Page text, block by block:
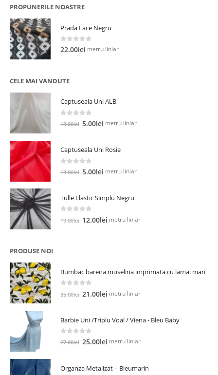
PROPUNERILE NOASTRE
Prada Lace Negru
0out of 5
22.00lei metru liniar
CELE MAI VANDUTE
Captuseala Uni ALB
out of 5
13.00lei Prețul
fost:
13.00lei.
5.00lei Prețul
5.00lei.
metru liniar
Captuseala Uni Rosie
out of 5
13.00lei Prețul
fost:
13.00lei.
5.00lei Prețul
5.00lei.
metru liniar
Tulle Elastic Simplu Negru
out of 5
19.00lei Prețul
12.00lei Prețul
metru liniar
PRODUSE NOI
Bumbac barena muselina imprimata cu lamai mari
out of 5
35.00lei Prețul
fost:
35.00lei.
21.00lei Prețul
21.00lei.
metru liniar
Barbie Uni /Triplu Voal / Viena - Bleu Baby
out of 5
27.00lei Prețul
fost:
25.00lei Prețul
25.00lei.
metru liniar
Organza Metalizat – Bleumarin